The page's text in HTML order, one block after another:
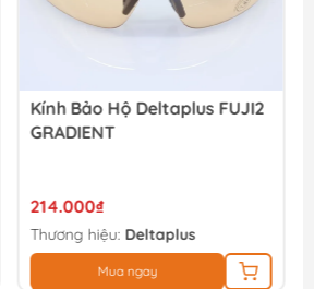
Kính Bảo Hộ Deltaplus FUJI2
GRADIENT
214.000₫
Thương hiệu: Deltaplus
Mua ngay